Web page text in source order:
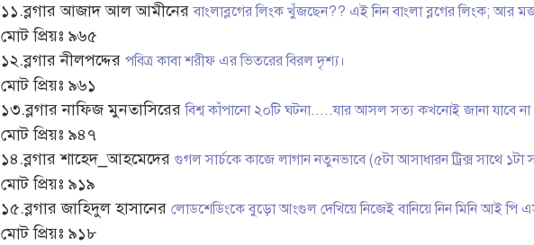
১১.ব্লগার আজাদ আল আমীনেরবাংলাব্লগের লিংক খুঁজছেন?? এই নিন বাংলা ব্লগের লিংক; আর
মোট প্রিয়ঃ ৯৬৫
১২.ব্লগার নীলপদ্দের পবিত্র কাবা শরীফ এর ভিতরের বিরল দৃশ্য।
মোট প্রিয়ঃ ৯৬১
১৩.ব্লগার নাফিজ মুনতাসিরেরবিশ্ব কাঁপানো ২০টি ঘটনা.....যার আসল সত্য কখনোই জানা যাবে না।
মোট প্রিয়ঃ ৯৪৭
১৪.ব্লগার শাহেদ_আহমেদের গুগল সার্চকে কাজে লাগান নতুনভাবে (৫টা আসাধারন ট্রিক্স সাথে ১টা
মোট প্রিয়ঃ ৯১৯
১৫.ব্লগার জাহিদুল হাসানের লোডশেডিংকে বুড়ো আংগুল দেখিয়ে নিজেই বানিয়ে নিন মিনি আই পি
মোট প্রিয়ঃ ৯১৮